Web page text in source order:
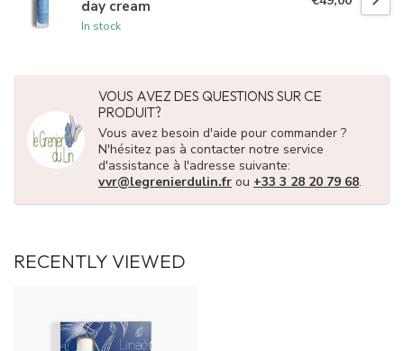
day cream
In stock
VOUS AVEZ DES QUESTIONS SUR CE
PRODUIT?
Vous avez besoin d'aide pour commander ?
N'hésitez pas à contacter notre service
d'assistance à l'adresse suivante:
vvr@legrenierdulin.fr ou +33 3 28 20 79 68.
RECENTLY VIEWED